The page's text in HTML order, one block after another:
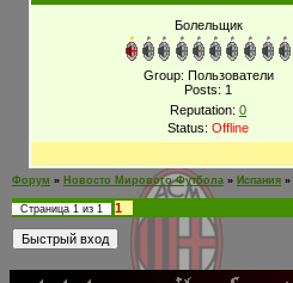
Болельщик
Group: Пользователи
Posts: 1
Reputation: 0
Status: Offline
Форум » Новосто Мирового Футбола » Испания »
Страница 1 из 1
1